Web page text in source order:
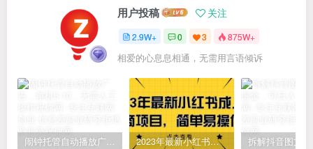
用户投稿 关注
2.9W+ 0 3 875W+
相爱的心息息相通，无需用言语倾诉
闹钟托管自动播放广告，单机5-10，无需人工操作 2023年最新小红书成人电商项目，简单易操作【详细教程】